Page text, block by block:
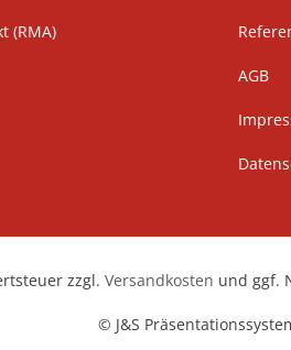
(RMA)
AGB
zzgl. Versandkosten und ggf.
© J&S